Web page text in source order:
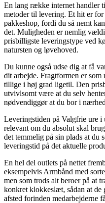
En lang række internet handler
metoder til levering. Et hit er
pakkeshop, fordi du så nemt
det. Muligheden er nemlig
prisbilligste leveringstype ved
natursten og løvehoved.
Du kunne også udse dig at få
dit arbejde. Fragtformen er som
tillige i høj grad ligetil. Den
utvivlsomt være at du selv
nødvendiggør at du bor i
Leveringstiden på Valgfrie ure
relevant om du absolut skal
det temmelig på sin plads at du
leveringstid på det aktuelle
En hel del outlets på nettet
eksempelvis Armbånd med
men som trods alt beroer på at
konkret klokkeslæt, sådan at de
afsted forinden medarbejderne